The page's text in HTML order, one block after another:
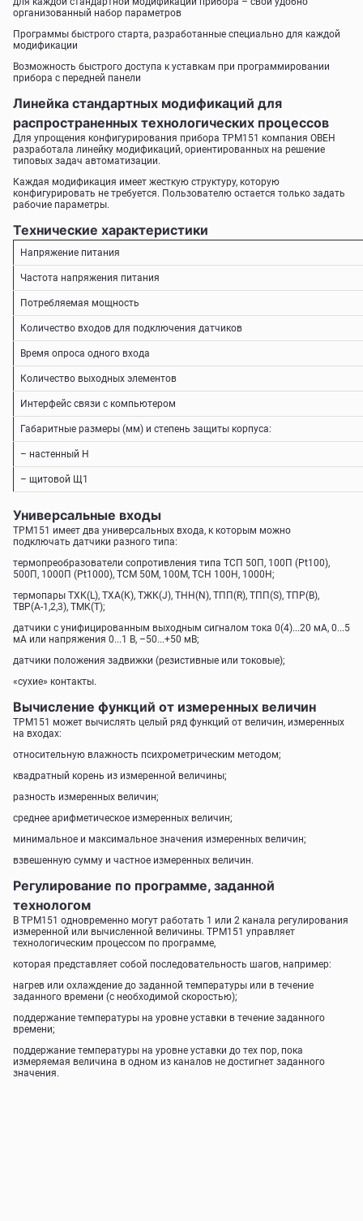
организованный набор параметров
Программы быстрого старта, разработанные специально для каждой
модификации
Возможность быстрого доступа к уставкам при программировании
прибора с передней панели
Линейка стандартных модификаций для
распространенных технологических процессов
Для упрощения конфигурирования прибора ТРМ151 компания ОВЕН
разработала линейку модификаций, ориентированных на решение
типовых задач автоматизации.
Каждая модификация имеет жесткую структуру, которую
конфигурировать не требуется. Пользователю остается только задать
рабочие параметры.
Технические характеристики
Напряжение питания
Частота напряжения питания
Потребляемая мощность
Количество входов для подключения датчиков
Время опроса одного входа
Количество выходных элементов
Интерфейс связи с компьютером
Габаритные размеры (мм) и степень защиты корпуса:
– настенный Н
– щитовой Щ1
Универсальные входы
ТРМ151 имеет два универсальных входа, к которым можно
подключать датчики разного типа:
термопреобразователи сопротивления типа ТСП 50П, 100П (Pt100),
500П, 1000П (Pt1000), ТСМ 50М, 100М, ТСН 100Н, 1000Н;
термопары TХК(L), ТХА(К), ТЖК(J), ТНН(N), ТПП(R), ТПП(S), ТПР(В),
TВР(А-1,2,3), ТМК(Т);
датчики с унифицированным выходным сигналом тока 0(4)...20 мА, 0...5
мА или напряжения 0...1 В, –50...+50 мВ;
датчики положения задвижки (резистивные или токовые);
«сухие» контакты.
Вычисление функций от измеренных величин
ТРМ151 может вычислять целый ряд функций от величин, измеренных
на входах:
относительную влажность психрометрическим методом;
квадратный корень из измеренной величины;
разность измеренных величин;
среднее арифметическое измеренных величин;
минимальное и максимальное значения измеренных величин;
взвешенную сумму и частное измеренных величин.
Регулирование по программе, заданной
технологом
В ТРМ151 одновременно могут работать 1 или 2 канала регулирования
измеренной или вычисленной величины. ТРМ151 управляет
технологическим процессом по программе,
которая представляет собой последовательность шагов, например:
нагрев или охлаждение до заданной температуры или в течение
заданного времени (с необходимой скоростью);
поддержание температуры на уровне уставки в течение заданного
времени;
поддержание температуры на уровне уставки до тех пор, пока
измеряемая величина в одном из каналов не достигнет заданного
значения.